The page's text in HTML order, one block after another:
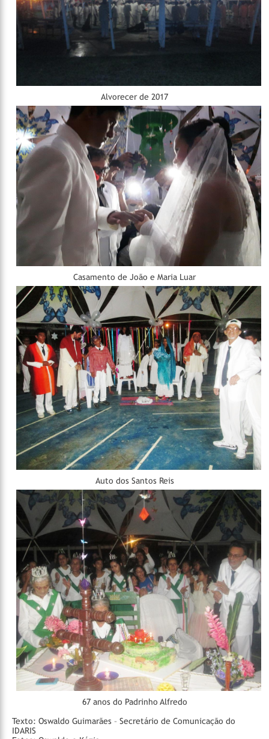
Alvorecer de 2017
Casamento de João e Maria Luar
Auto dos Santos Reis
67 anos do Padrinho Alfredo
Texto: Oswaldo Guimarães – Secretário de Comunicação do
IDARIS